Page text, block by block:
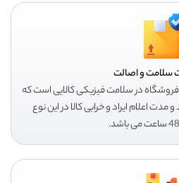
سلامت و اصالت
در سلامت فیزیکی کالایی است که
اعلام ایراد و خرابی کالا در این نوع